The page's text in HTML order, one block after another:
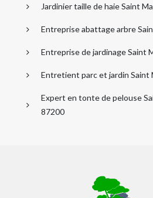
Jardinier taille de haie Saint
Entreprise abattage arbre
Entreprise de jardinage Saint
Entretient parc et jardin Saint
Expert en tonte de pelouse
87200